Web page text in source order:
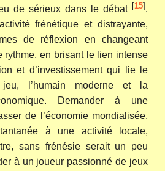
de sérieux dans le débat[15].
frénétique et distrayante,
de réflexion en changeant
rythme, en brisant le lien intense
et d’investissement qui lie le
l’humain moderne et la
Demander à une
de l’économie mondialisée,
à une activité locale,
sans frénésie serait un peu
à un joueur passionné de jeux